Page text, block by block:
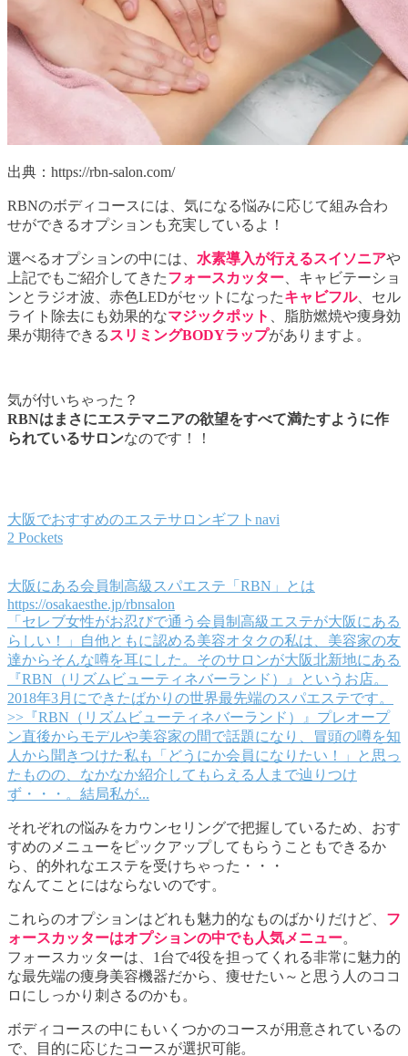
出典：https://rbn-salon.com/
RBNのボディコースには、気になる悩みに応じて組み合わ
せができるオプションも充実しているよ！
選べるオプションの中には、 水素導入が行えるスイソニアや
上記でもご紹介してきたフォースカッター 、キャビテーショ
ンとラジオ波、赤色LEDがセットになったキャビフル、セル
ライト除去にも効果的なマジックポット
、脂肪燃焼や痩身効
果が期待できる スリミングBODYラップがありますよ。
気が付いちゃった？
RBNはまさにエステマニアの欲望をすべて満たすように作
られているサロンなのです！！
大阪でおすすめのエステサロンギフトnavi
2 Pockets
大阪にある会員制高級スパエステ「RBN」とは
https://osakaesthe.jp/rbnsalon
「セレブ女性がお忍びで通う会員制高級エステが大阪にある
らしい！」自他ともに認める美容オタクの私は、美容家の友
達からそんな噂を耳にした。そのサロンが大阪北新地にある
『RBN（リズムビューティネバーランド）』というお店。
2018年3月にできたばかりの世界最先端のスパエステです。
>>『RBN（リズムビューティネバーランド）』プレオープ
ン直後からモデルや美容家の間で話題になり、冒頭の噂を知
人から聞きつけた私も「どうにか会員になりたい！」と思っ
たものの、なかなか紹介してもらえる人まで辿りつけ
ず・・・。結局私が...
それぞれの悩みをカウンセリングで把握しているため、おす
すめのメニューをピックアップしてもらうこともできるか
ら、的外れなエステを受けちゃった・・・
なんてことにはならないのです。
これらのオプションはどれも魅力的なものばかりだけど、 フ
ォースカッターはオプションの中でも人気メニュー。
フォースカッターは、1台で4役を担ってくれる非常に魅力的
な最先端の痩身美容機器だから、痩せたい～と思う人のココ
ロにしっかり刺さるのかも。
ボディコースの中にもいくつかのコースが用意されているの
で、目的に応じたコースが選択可能。